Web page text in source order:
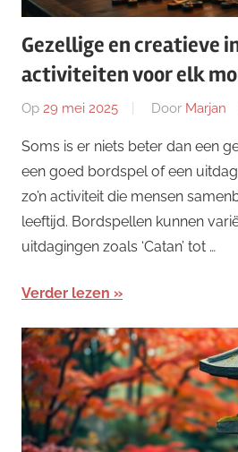
Gezellige en creatieve
activiteiten voor elk
Op 29 mei 2025 Door Marjan
Soms is er niets beter dan een
een goed bordspel of een
zo’n activiteit die mensen
leeftijd. Bordspellen kunnen
uitdagingen zoals ‘Catan’ tot …
Verder lezen